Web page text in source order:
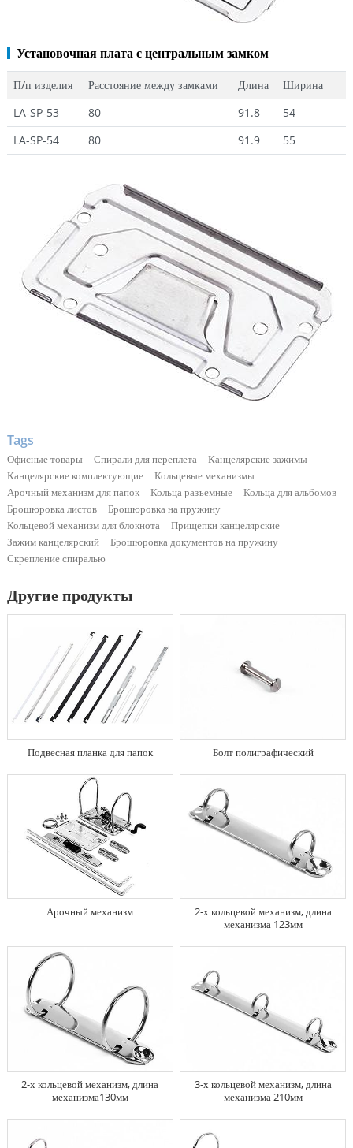
Установочная плата с центральным замком
П/п изделия Расстояние между замками Длина
Ширина
LA-SP-53
80 91.8
54
LA-SP-54
80 91.9 55
Tags
Офисные товары Спирали для переплета
Канцелярские зажимы
Канцелярские комплектующие
Кольцевые механизмы
Арочный механизм для папок
Кольца разъемные
Кольца для альбомов
Брошюровка листов
Брошюровка на пружину
Кольцевой механизм для блокнота
Прищепки канцелярские
Зажим канцелярский
Брошюровка документов на пружину
Скрепление спиралью
Другие продукты
Подвесная планка для папок Болт полиграфический
Арочный механизм
2-х кольцевой механизм, длина
механизма 123мм
2-х кольцевой механизм, длина
механизма130мм
3-х кольцевой механизм, длина
механизма 210мм